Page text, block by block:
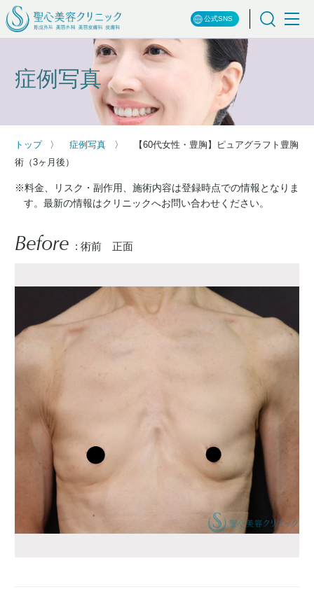
公式SNS
症例写真
トップ 症例写真
【60代女性・豊胸】ピュアグラフト豊胸
術（3ヶ月後）
※料金、リスク・副作用、施術内容は登録時点での情報となりま
す。最新の情報はクリニックへお問い合わせください。
Before : 術前 正面